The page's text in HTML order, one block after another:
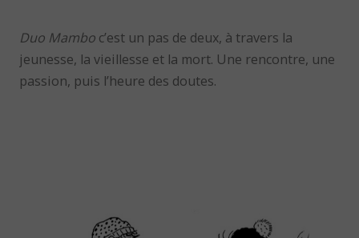
Duo Mambo c’est un pas de deux, à travers la
jeunesse, la vieillesse et la mort. Une rencontre, une
passion, puis l’heure des doutes.